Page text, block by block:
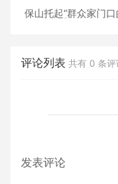
保山托起“群众家门
评论列表 共有 0 条评
发表评论